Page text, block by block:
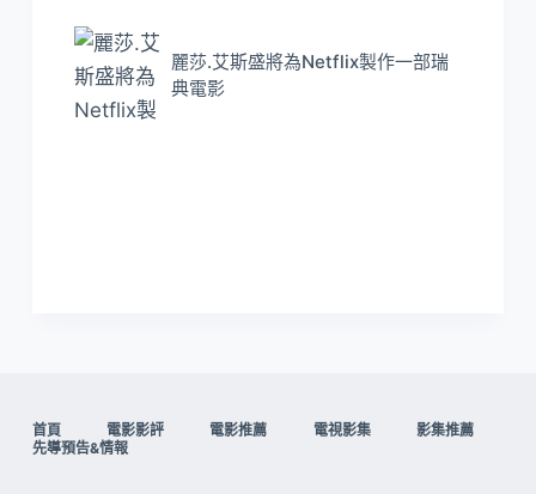
麗莎.艾斯盛將為Netflix製作一部瑞
典電影
首頁 電影影評 電影推薦 電視影集
影集推薦
先導預告&情報